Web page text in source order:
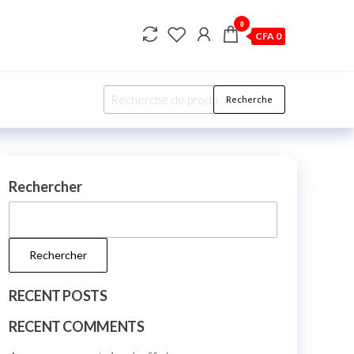
0
CFA 0
Recherche
pour :
Recherche
Rechercher
Rechercher
RECENT POSTS
RECENT COMMENTS